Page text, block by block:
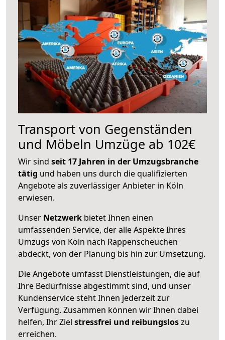
Transport von Gegenständen
und Möbeln Umzüge ab 102€
Wir sind seit 17 Jahren in der Umzugsbranche
tätig und haben uns durch die qualifizierten
Angebote als zuverlässiger Anbieter in Köln
erwiesen.
Unser Netzwerk bietet Ihnen einen
umfassenden Service, der alle Aspekte Ihres
Umzugs von Köln nach Rappenscheuchen
abdeckt, von der Planung bis hin zur Umsetzung.
Die Angebote umfasst Dienstleistungen, die auf
Ihre Bedürfnisse abgestimmt sind, und unser
Kundenservice steht Ihnen jederzeit zur
Verfügung. Zusammen können wir Ihnen dabei
helfen, Ihr Ziel stressfrei und reibungsloszu
erreichen.